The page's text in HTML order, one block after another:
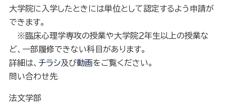
大学院に入学したときには単位として認定するよう申請が
できます。
※臨床心理学専攻の授業や大学院２年生以上の授業な
ど、一部履修できない科目があります。
詳細は、 チラシ及び動画をご覧ください。
問い合わせ先
法文学部